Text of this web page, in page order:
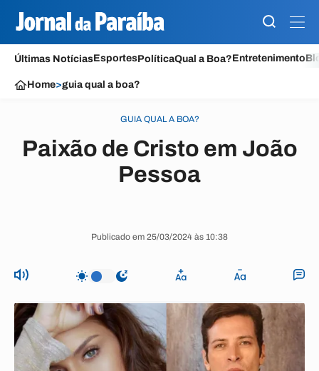
Últimas NotíciasEsportesPolíticaQual a Boa?Entretenimento
Home>guia qual a boa?
GUIA QUAL A BOA?
Paixão de Cristo em João
Pessoa
Publicado em 25/03/2024 às 10:38